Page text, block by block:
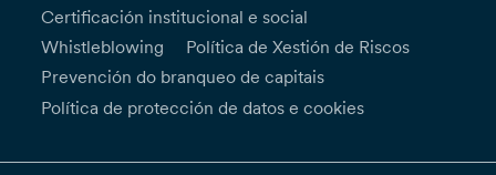
Certificación institucional e social
Whistleblowing
Política de Xestión de Riscos
Prevención do branqueo de capitais
Política de protección de datos e cookies